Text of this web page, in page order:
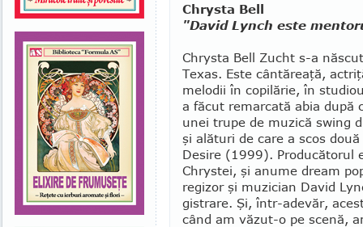
Chrysta Bell
"David Lynch este
Chrysta Bell Zucht s-a
Texas. Este cântăreaţă,
melodii în copilărie, în
a făcut remarcată abia după
unei trupe de muzică swing
şi alături de care a scos
Desire (1999). Pro­ducătorul
Chrys­tei, şi anu­me dream
regizor şi mu­zi­cian David
gistrare. Şi, într-ade­văr,
când am văzut-o pe scenă,